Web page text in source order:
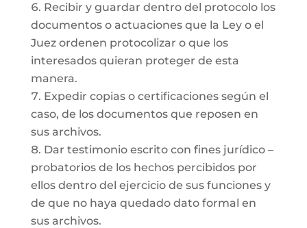
Recibir y guardar dentro del protocolo los
documentos o actuaciones que la Ley o el
Juez ordenen protocolizar o que los
interesados quieran proteger de esta
manera.
Expedir copias o certificaciones según el
caso, de los documentos que reposen en
sus archivos.
Dar testimonio escrito con fines jurídico –
probatorios de los hechos percibidos por
ellos dentro del ejercicio de sus funciones y
de que no haya quedado dato formal en
sus archivos.